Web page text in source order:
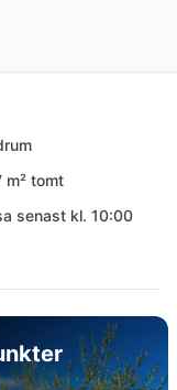
m² tomt
senast kl. 10:00